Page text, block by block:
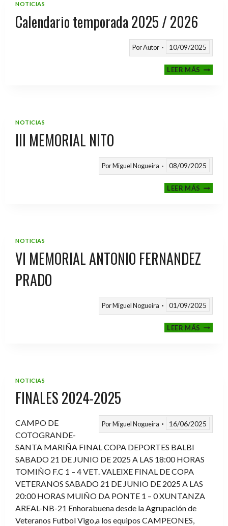
NOTICIAS
Calendario temporada 2025 / 2026
PorAutor 10/09/2025
LEER MÁS
NOTICIAS
III MEMORIAL NITO
PorMiguel Nogueira 08/09/2025
LEER MÁSIII
NOTICIAS
VI MEMORIAL ANTONIO FERNANDEZ
PRADO
PorMiguel Nogueira 01/09/2025
LEER MÁSVI
NOTICIAS
FINALES 2024-2025
PorMiguel Nogueira 16/06/2025
CAMPO DE
COTOGRANDE-
SANTA MARIÑA FINAL COPA DEPORTES BALBI
SABADO 21 DE JUNIO DE 2025 A LAS 18:00 HORAS
TOMIÑO F.C 1 – 4 VET. VALEIXE FINAL DE COPA
VETERANOS SABADO 21 DE JUNIO DE 2025 A LAS
20:00 HORAS MUIÑO DA PONTE 1 – 0 XUNTANZA
AREAL-NB-21 Enhorabuena desde la Agrupación de
Veteranos Futbol Vigo,a los equipos CAMPEONES,